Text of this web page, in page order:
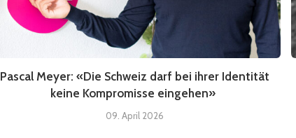
Pascal Meyer: «Die Schweiz darf bei ihrer Identität
keine Kompromisse eingehen»
09. April 2026